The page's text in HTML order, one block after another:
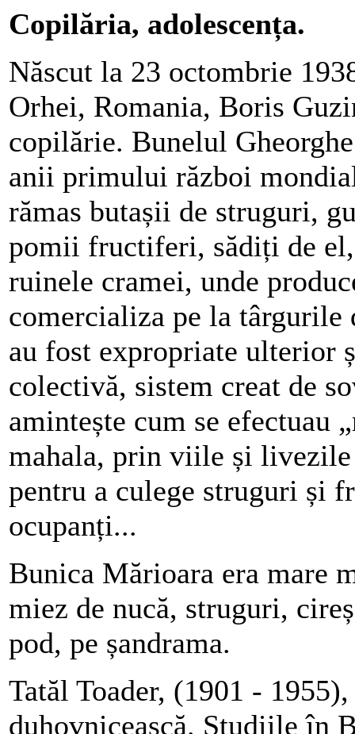
Copilăria, adolescența.
Născut la 23 octombrie
Orhei, Romania, Boris
copilărie. Bunelul
anii primului război
rămas butașii de struguri,
pomii fructiferi, sădiți de
ruinele cramei, unde
comercializa pe la târgurile
au fost expropriate ulterior
colectivă, sistem creat de
amintește cum se efectuau
mahala, prin viile și
pentru a culege struguri și
ocupanți...
Bunica Mărioara era mare
miez de nucă, struguri,
pod, pe șandrama.
Tatăl Toader, (1901 -
duhovnicească. Studiile în